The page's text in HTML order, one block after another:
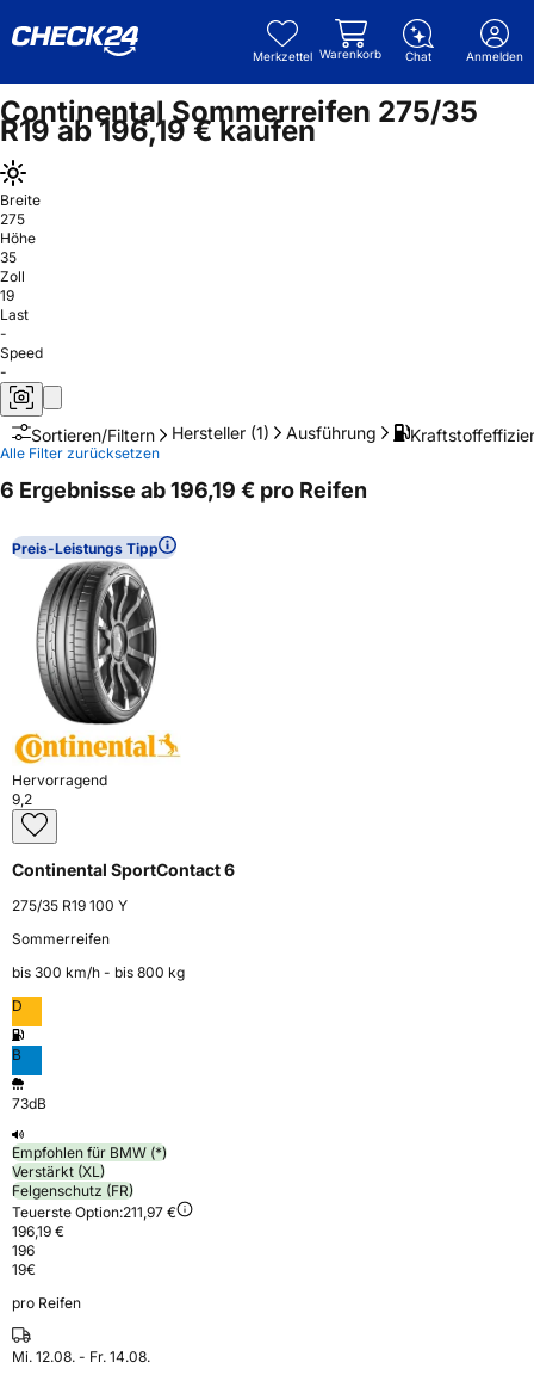
Merkzettel Warenkorb Chat Anmelden
Continental Sommerreifen 275/35
R19 ab 196,19 € kaufen
Breite
275
Höhe
35
Zoll
19
Last
-
Speed
-
Sortieren/Filtern Hersteller (1) Ausführung
Alle Filter zurücksetzen
6 Ergebnisse ab 196,19 € pro Reifen
Preis-Leistungs Tipp
Hervorragend
9,2
Continental SportContact 6
275/35 R19 100 Y
Sommerreifen
bis 300 km⁠/⁠h - bis 800 kg
D
B
73dB
Empfohlen für BMW (*)
Verstärkt (XL)
Felgenschutz (FR)
Teuerste Option:211,97 €
196,19 €
196
19€
pro Reifen
Mi. 12.08. - Fr. 14.08.